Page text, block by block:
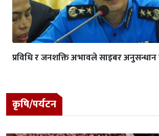
प्रविधि र जनशक्ति अभावले साइबर अनुसन्धान
कृषि/पर्यटन